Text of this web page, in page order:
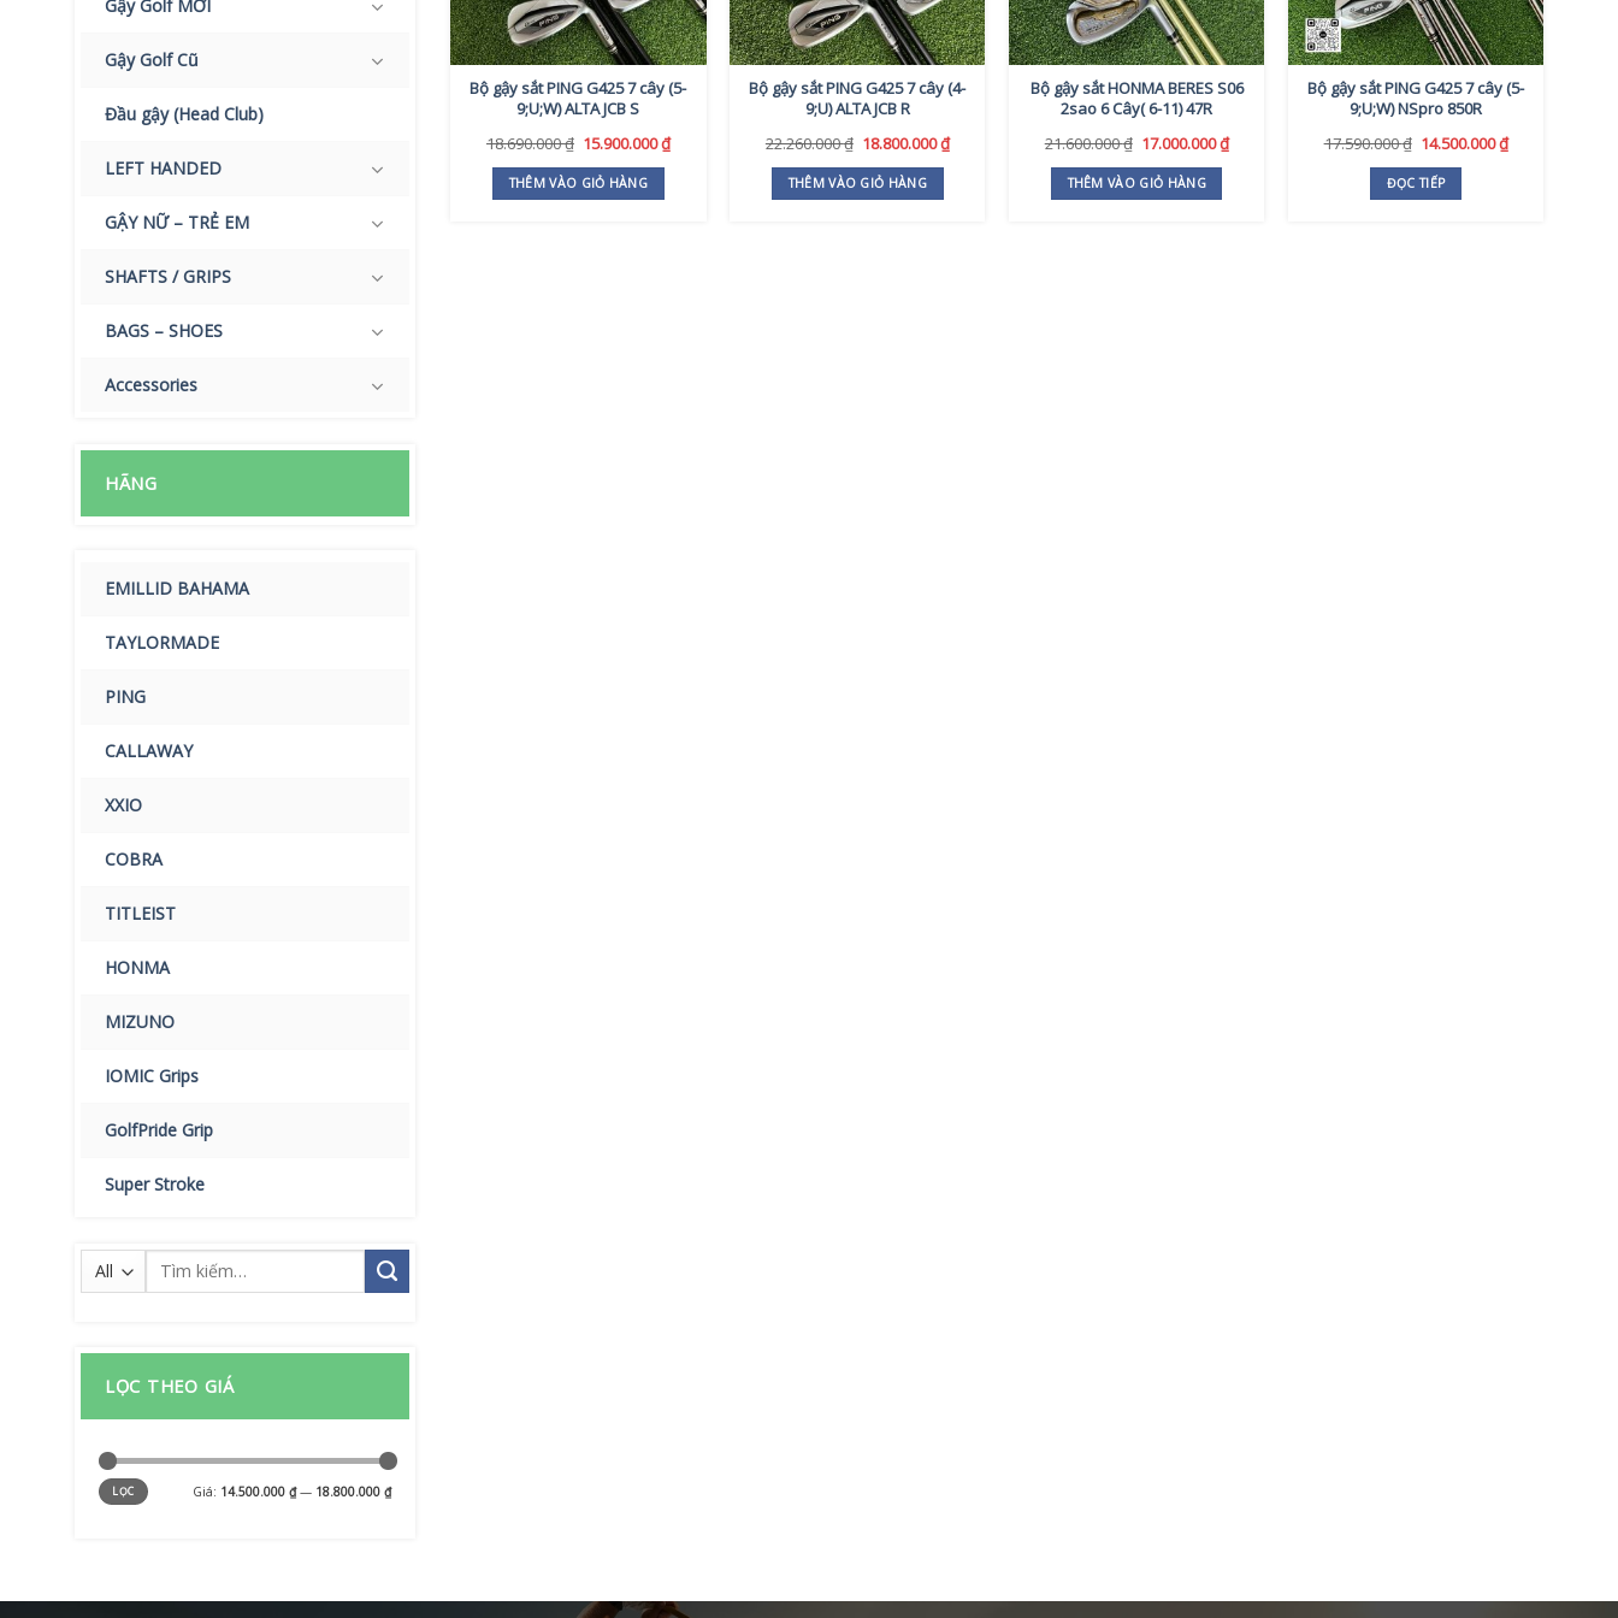
Gậy Golf MỚI
Gậy Golf Cũ
Đầu gậy (Head Club)
LEFT HANDED
GẬY NỮ – TRẺ EM
SHAFTS / GRIPS
BAGS – SHOES
Accessories
HÃNG
EMILLID BAHAMA
TAYLORMADE
PING
CALLAWAY
XXIO
COBRA
TITLEIST
HONMA
MIZUNO
IOMIC Grips
GolfPride Grip
Super Stroke
Tìm
kiếm:
LỌC THEO GIÁ
Giá
tối
thiểu
Giá
tối
đa
LỌC Giá: 14.500.000 ₫— 18.800.000 ₫
Bộ gậy sắt PING G425 7 cây (5-
9;U;W) ALTA JCB S
18.690.000₫ Giá
là:
18.690.000 ₫.
15.900.000₫Giá
THÊM VÀO GIỎ HÀNG
Bộ gậy sắt PING G425 7 cây (4-
9;U) ALTA JCB R
22.260.000₫ Giá
là:
22.260.000 ₫.
18.800.000₫Giá
THÊM VÀO GIỎ HÀNG
Bộ gậy sắt HONMA BERES S06
2sao 6 Cây( 6-11) 47R
21.600.000₫ Giá
là:
21.600.000 ₫.
17.000.000₫Giá
THÊM VÀO GIỎ HÀNG
Bộ gậy sắt PING G425 7 cây (5-
9;U;W) NSpro 850R
17.590.000₫ Giá
là:
17.590.000 ₫.
14.500.000₫Giá
ĐỌC TIẾP